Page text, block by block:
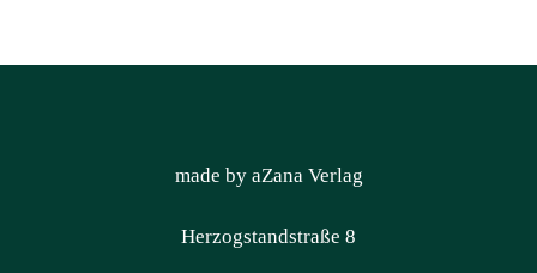
made by aZana Verlag
Herzogstandstraße 8